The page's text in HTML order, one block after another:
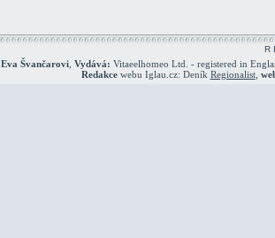
R
Eva Švančarovi Vydává: Vitaeelhomeo Ltd. - registered in
Redakcewebu Iglau.cz: Deník Regionalist,